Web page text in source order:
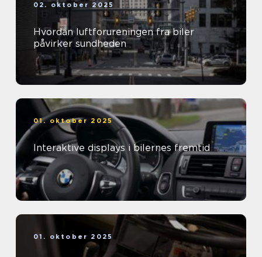
02. oktober 2025
Hvordan luftforureningen fra biler
påvirker sundheden
01. oktober 2025
Interaktive displays i bilernes fremtid
01. oktober 2025